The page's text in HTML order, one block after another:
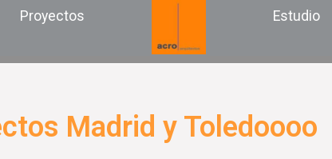
Proyectos Estudio
Madrid y Toledoooo